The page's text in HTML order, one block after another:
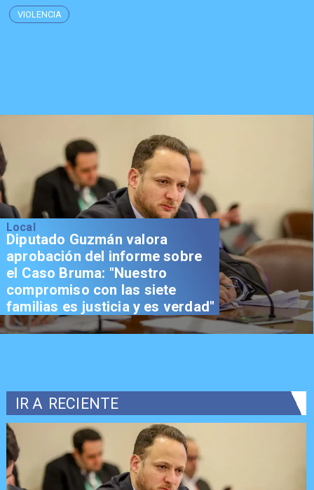
VIOLENCIA
Local
Diputado Guzmán valora
aprobación del informe sobre
el Caso Bruma: "Nuestro
compromiso con las siete
familias es justicia y es verdad"
IR A RECIENTE